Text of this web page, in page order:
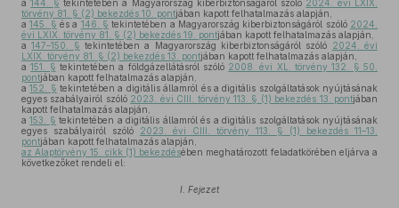
a144. § tekintetében a Magyarország kiberbiztonságáról szóló 2024. évi LXIX.
törvény 81. § (2) bekezdés 10. pontjában kapott felhatalmazás alapján,
a145. § és a 146. § tekintetében a Magyarország kiberbiztonságáról szóló 2024.
évi LXIX. törvény 81. § (2) bekezdés 19. pontjában kapott felhatalmazás alapján,
a147–150. § tekintetében a Magyarország kiberbiztonságáról szóló 2024. évi
LXIX. törvény 81. § (2) bekezdés 13. pontjában kapott felhatalmazás alapján,
a151. § tekintetében a földgázellátásról szóló 2008. évi XL. törvény 132. § 50.
pontjában kapott felhatalmazás alapján,
a152. § tekintetében a digitális államról és a digitális szolgáltatások nyújtásának
egyes szabályairól szóló 2023. évi CIII. törvény 113. § (1) bekezdés 13. pontjában
kapott felhatalmazás alapján,
a153. § tekintetében a digitális államról és a digitális szolgáltatások nyújtásának
egyes szabályairól szóló 2023. évi CIII. törvény 113. § (1) bekezdés 11–13.
pontjában kapott felhatalmazás alapján,
az Alaptörvény 15. cikk (1) bekezdésében meghatározott feladatkörében eljárva a
következőket rendeli el:
I. Fejezet